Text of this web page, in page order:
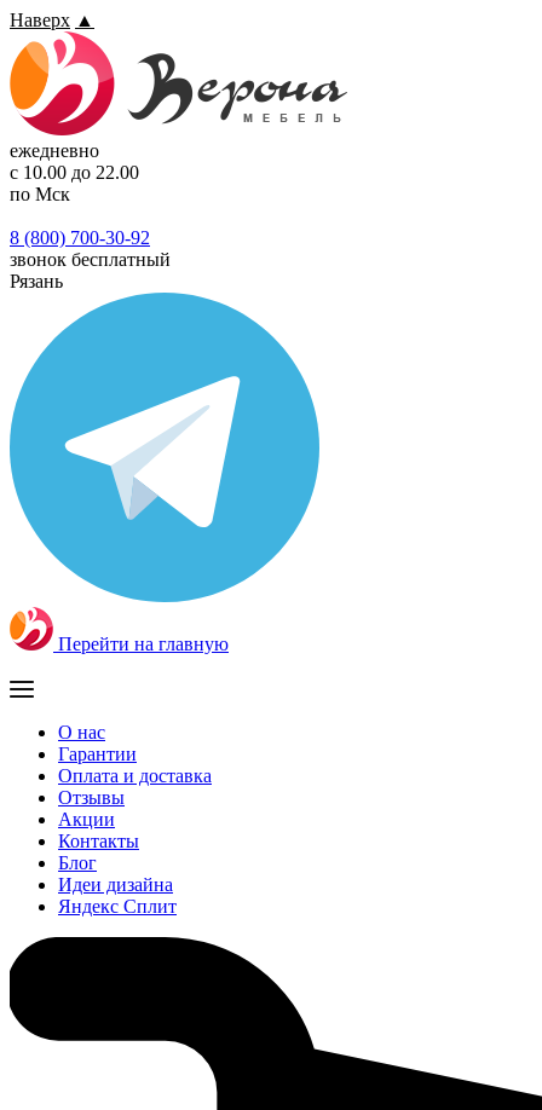
Наверх ▲
ежедневно
с 10.00 до 22.00
по Мск
8 (800) 700-30-92
звонок бесплатный
Рязань
Перейти на главную
О нас
Гарантии
Оплата и доставка
Отзывы
Акции
Контакты
Блог
Идеи дизайна
Яндекс Сплит